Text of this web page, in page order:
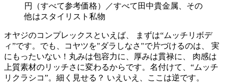
円（すべて参考価格）／すべて田中貴金属、その
他はスタイリスト私物
オヤジのコンプレックスといえば、 まずは“ムッチリボデ
ィ”です。でも、コヤツを"ダラしなさ"で片づけるのは、 実
にもったいない！丸みは包容力に、厚みは貫禄に、 肉感は
上質素材のリッチさに変わるからです。名付けて、“ムッチ
リクラシコ”。細く見せる？ いえいえ、ここは逆です。